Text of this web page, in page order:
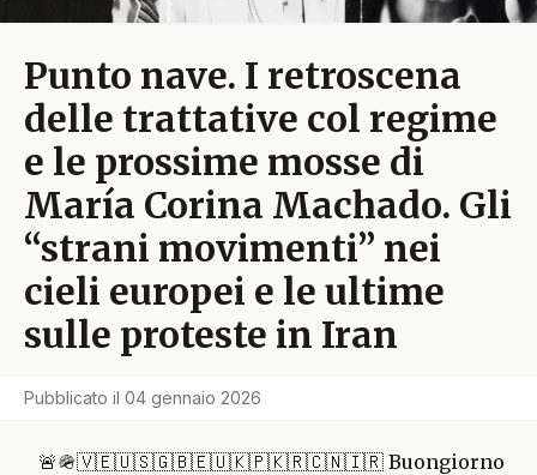
Punto nave. I retroscena
delle trattative col regime
e le prossime mosse di
María Corina Machado. Gli
“strani movimenti” nei
cieli europei e le ultime
sulle proteste in Iran
Pubblicato il 04 gennaio 2026
🚨🪖🇻🇪🇺🇸🇬🇧🇪🇺🇰🇵🇰🇷🇨🇳🇮🇷 Buongiorno